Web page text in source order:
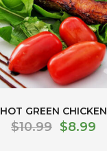
HOT GREEN CHICKEN
$10.99 $8.99